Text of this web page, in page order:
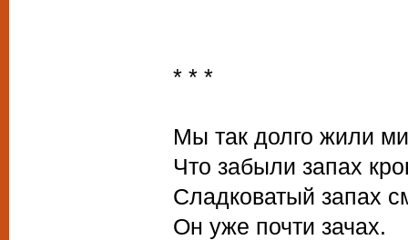
* * *
Мы так долго жили
Что забыли запах
Сладковатый запах
Он уже почти зачах.